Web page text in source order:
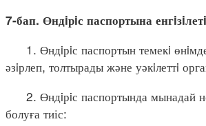
7-бап. Өндiрiс паспортына
1. Өндiрiс паспортын темекi
әзiрлеп, толтырады және уәкiлеттi
2. Өндiрiс паспортында мынадай
болуға тиіс: